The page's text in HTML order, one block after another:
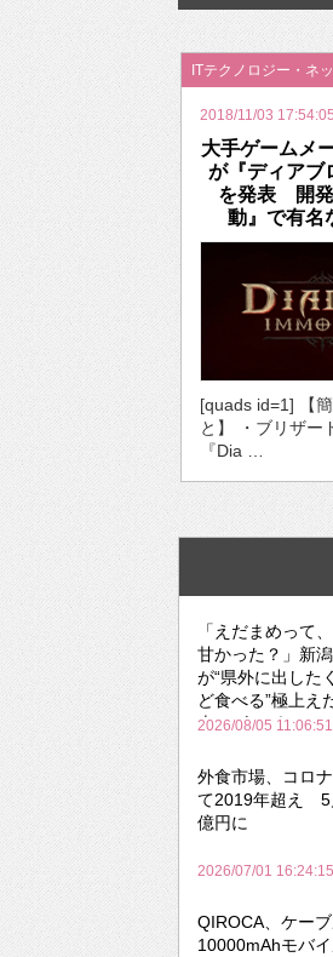
2026年のバレ
ITテクノロジー・ネ
2018/11/03 17:54:05
大手ゲームメ
が『ディアブ
を発表 開
動』で有名
[quads id=1] 【
と】 ・ブリザー
『Dia …
「えだまめって
甘かった？」新
が“県外に出した
ど食べる”極上え
森のビアガーデン
2026/08/05 11:06:51
外食市場、コロ
て2019年超え 5
億円に
2026/07/01 16:24:15
QIROCA、ケー
10000mAhモバ